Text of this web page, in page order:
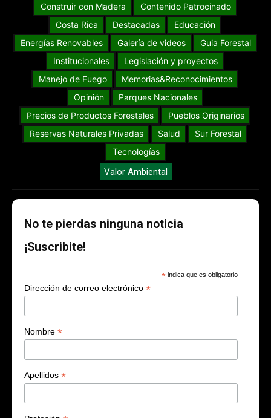
Construir con Madera
Contenido Patrocinado
Costa Rica
Destacadas
Educación
Energías Renovables
Galería de videos
Guia Forestal
Institucionales
Legislación y proyectos
Manejo de Fuego
Memorias&Reconocimientos
Opinión
Parques Nacionales
Precios de Productos Forestales
Pueblos Originarios
Reservas Naturales Privadas
Salud
Sur Forestal
Tecnologías
Valor Ambiental
No te pierdas ninguna noticia
¡Suscribite!
* indica que es obligatorio
Dirección de correo electrónico *
Nombre *
Apellidos *